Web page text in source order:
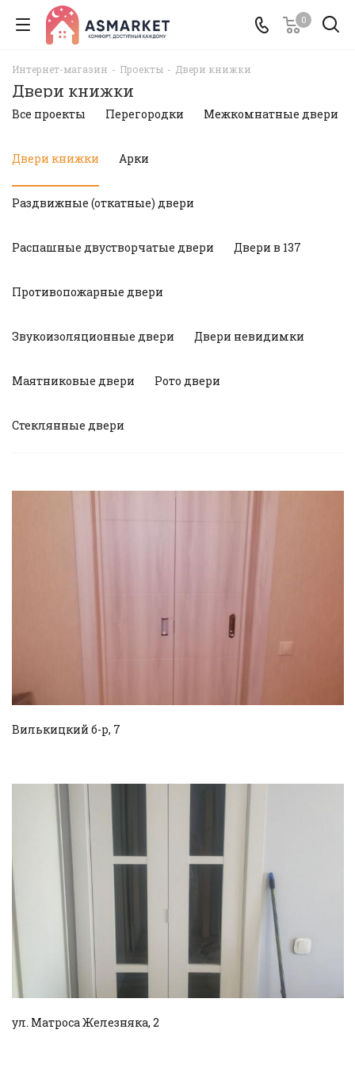
0
Интернет-магазин - Проекты - Двери книжки
Двери книжки
Все проекты Перегородки Межкомнатные двери
Двери книжки Арки
Раздвижные (откатные) двери
Распашные двустворчатые двери Двери в 137
Противопожарные двери
Звукоизоляционные двери Двери невидимки
Маятниковые двери Рото двери
Стеклянные двери
Вилькицкий б-р, 7
ул. Матроса Железняка, 2